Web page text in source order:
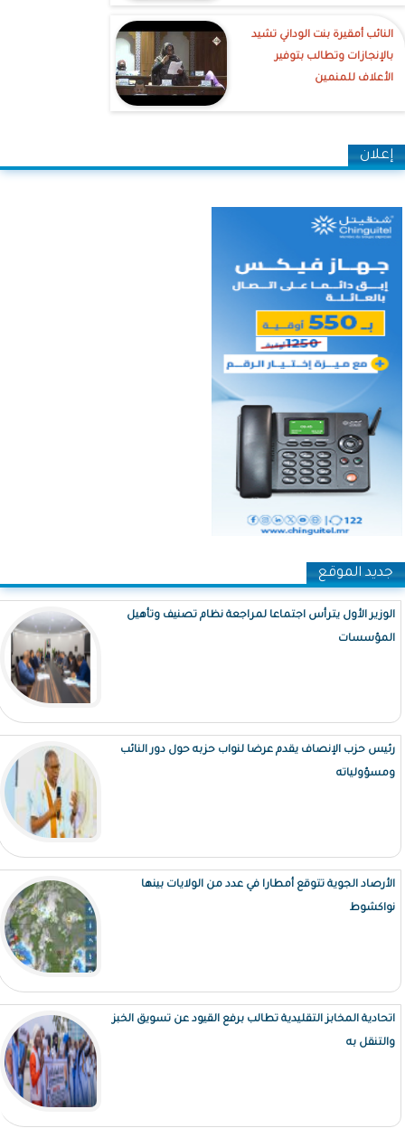
النائب أمقيرة بنت الوداني تشيد
بالإنجازات وتطالب بتوفير
الأعلاف للمنمين
إعلان
جديد الموقع
الوزير الأول يترأس اجتماعا لمراجعة نظام تصنيف وتأهيل
المؤسسات
رئيس حزب الإنصاف يقدم عرضا لنواب حزبه حول دور النائب
ومسؤولياته
الأرصاد الجوية تتوقع أمطارا في عدد من الولايات بينها
نواكشوط
اتحادية المخابز التقليدية تطالب برفع القيود عن تسويق الخبز
والتنقل به